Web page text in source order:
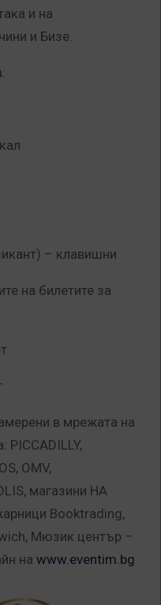
и на
и Бизе.
– клавишни
на билетите за
в мрежата на
PICCADILLY,
OMV,
магазини НА
Booktrading,
Мюзик център –
на www.eventim.bg